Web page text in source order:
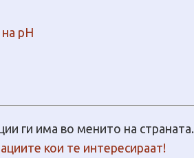
ги има во менито на страната.
кои те интересираат!